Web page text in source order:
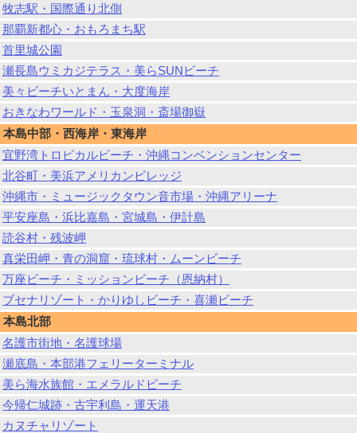
牧志駅・国際通り北側
那覇新都心・おもろまち駅
首里城公園
瀬長島ウミカジテラス・美らSUNビーチ
美々ビーチいとまん・大度海岸
おきなわワールド・玉泉洞・斎場御嶽
本島中部・西海岸・東海岸
宜野湾トロピカルビーチ・沖縄コンベンションセンター
北谷町・美浜アメリカンビレッジ
沖縄市・ミュージックタウン音市場・沖縄アリーナ
平安座島・浜比嘉島・宮城島・伊計島
読谷村・残波岬
真栄田岬・青の洞窟・琉球村・ムーンビーチ
万座ビーチ・ミッションビーチ（恩納村）
ブセナリゾート・かりゆしビーチ・喜瀬ビーチ
本島北部
名護市街地・名護球場
瀬底島・本部港フェリーターミナル
美ら海水族館・エメラルドビーチ
今帰仁城跡・古宇利島・運天港
カヌチャリゾート